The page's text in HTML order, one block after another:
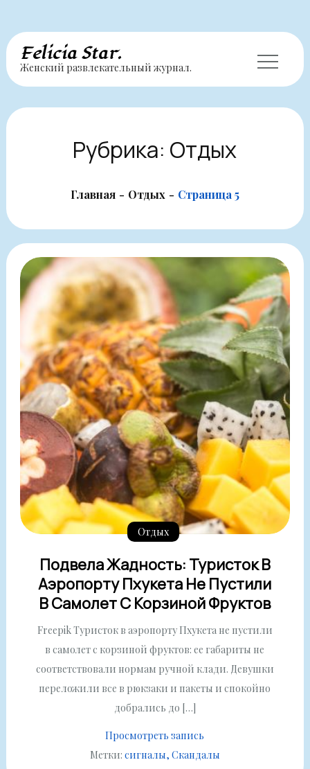
Перейти
содержимому
Felicia Star.
Женский развлекательный журнал.
Рубрика: Отдых
Главная Отдых Страница 5
Отдых
Подвела Жадность: Туристок В
Аэропорту Пхукета Не Пустили
В Самолет С Корзиной Фруктов
Freepik Туристок в аэропорту Пхукета не пустили
в самолет с корзиной фруктов: ее габариты не
соответствовали нормам ручной клади. Девушки
переложили все в рюкзаки и пакеты и спокойно
добрались до […]
Просмотреть запись
Метки: сигналы Скандалы